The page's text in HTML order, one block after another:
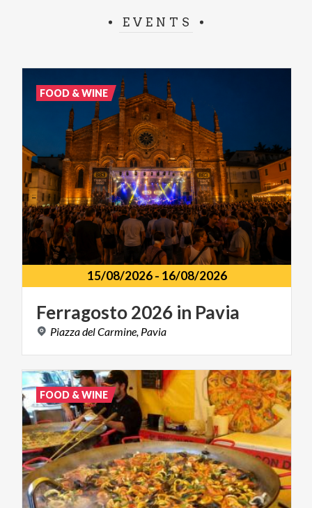
EVENTS
15/08/2026- 16/08/2026
Ferragosto2026 in Pavia
PiazzadelCarmine, Pavia
FOOD & WINE
FOOD & WINE